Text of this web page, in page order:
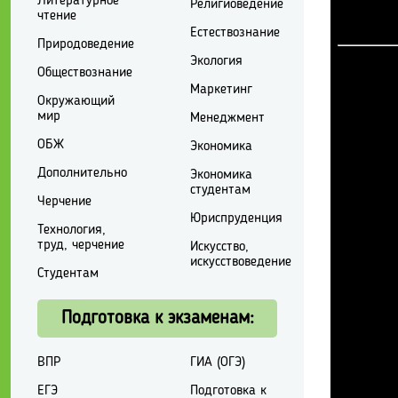
чтение
Природоведение
Обществознание
Окружающий
мир
ОБЖ
Дополнительно
Черчение
Технология,
труд, черчение
Студентам
Религиоведение
Естествознание
Экология
Маркетинг
Менеджмент
Экономика
Экономика
студентам
Юриспруденция
Искусство,
искусствоведение
Подготовка к экзаменам:
ВПР
ЕГЭ
ГИА (ОГЭ)
Подготовка к